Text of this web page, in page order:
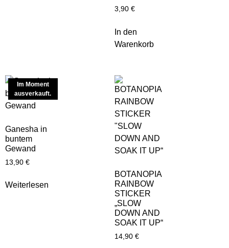
3,90 €
In den
Warenkorb
Im Moment
ausverkauft.
Ganesha in
buntem
Gewand
13,90 €
Weiterlesen
BOTANOPIA
RAINBOW
STICKER
„SLOW
DOWN AND
SOAK IT UP“
14,90 €